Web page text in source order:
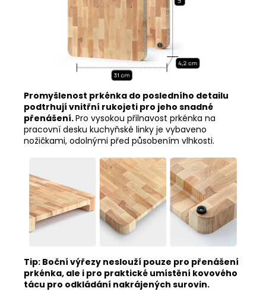
Promyšlenost prkénka do posledního detailu
podtrhují vnitřní rukojeti pro jeho snadné
přenášení.Pro vysokou přilnavost prkénka na
pracovní desku kuchyňské linky je vybaveno
nožičkami, odolnými před působením vlhkosti.
Tip: Boční výřezy neslouží pouze pro přenášení
prkénka, ale i pro praktické umístění kovového
tácu pro odkládání nakrájených surovin.